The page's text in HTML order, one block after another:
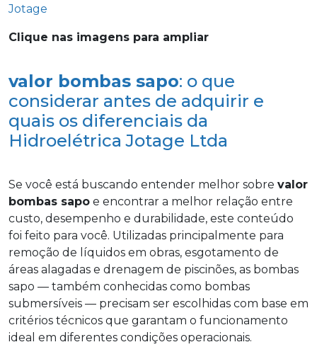
Clique nas imagens para ampliar
valor bombas sapo: o que
considerar antes de adquirir e
quais os diferenciais da
Hidroelétrica Jotage Ltda
Se você está buscando entender melhor sobre valor
bombas sapo e encontrar a melhor relação entre
custo, desempenho e durabilidade, este conteúdo
foi feito para você. Utilizadas principalmente para
remoção de líquidos em obras, esgotamento de
áreas alagadas e drenagem de piscinões, as bombas
sapo — também conhecidas como bombas
submersíveis — precisam ser escolhidas com base em
critérios técnicos que garantam o funcionamento
ideal em diferentes condições operacionais.